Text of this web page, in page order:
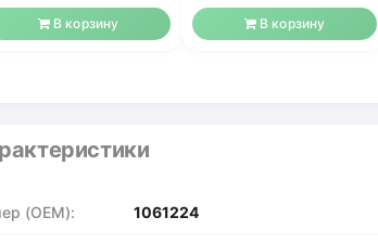
В корзину В корзину
(OEM): 1061224